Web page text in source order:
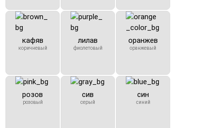
кафяв
коричневый
лилав
фиолетовый
оранжев
оранжевый
розов
розовый
сив
серый
син
синий